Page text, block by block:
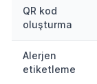
QR kod
oluşturma
Alerjen
etiketleme